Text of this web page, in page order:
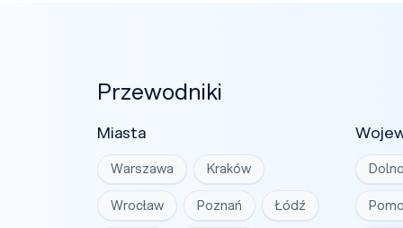
Przewodniki
Miasta
Warszawa Kraków
Wrocław Poznań Łódź